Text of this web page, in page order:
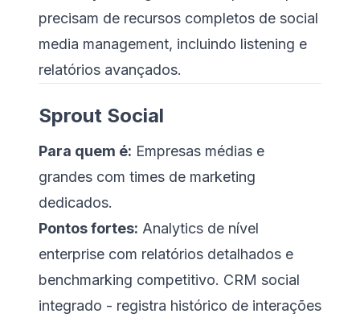
precisam de recursos completos de social
media management, incluindo listening e
relatórios avançados.
Sprout Social
Para quem é: Empresas médias e
grandes com times de marketing
dedicados.
Pontos fortes: Analytics de nível
enterprise com relatórios detalhados e
benchmarking competitivo. CRM social
integrado - registra histórico de interações